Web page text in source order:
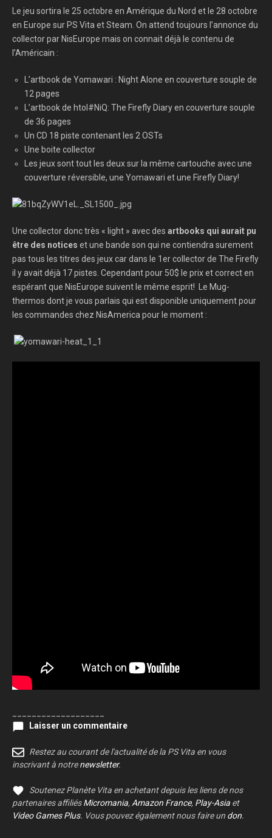
Le jeu sortira le 25 octobre en Amérique du Nord et le 28 octobre
en Europe sur PS Vita et Steam. On attend toujours l’annonce du
collector par NisEurope mais on connait déjà le contenu de
l’Américain :
L’artbook de Yomawari : Night Alone en couverture souple de
12 pages
L’artbook de htol#NiQ: The Firefly Diary en couverture souple
de 36 pages
Un CD 18 piste contenant les 2 OSTs
Une boite collector
Les jeux sont tout les deux sur la même cartouche avec une
couverture réversible, une Yomawari et une Firefly Diary!
Une collector donc très « light » avec des artbooks qui aurait pu
être des notices et une bande son qui ne contiendra surement
pas tous les titres des jeux car dans le 1er collector de The Firefly
il y avait déjà 17 pistes. Cependant pour 50$ le prix et correct en
espérant que NisEurope suivent le même esprit! Le Mug-
thermos dont je vous parlais qui est disponible uniquement pour
les commandes chez NisAmerica pour le moment :
Laisser un commentaire
Restez au courant de l'actualité de la PS Vita en vous
inscrivant à notrenewsletter.
Soutenez Planète Vita en achetant depuis les liens de nos
partenaires affiliésMicromania, Amazon France, Play-Asia et
Video Games Plus. Vous pouvez également nous faire un don.